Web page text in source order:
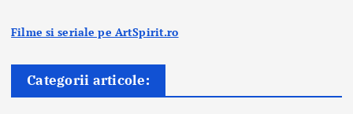
Filme si seriale pe ArtSpirit.ro
Categorii articole: